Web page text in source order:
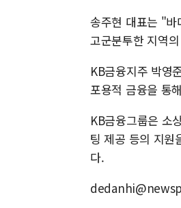
송주현 대표는 "바
고군분투한 지역
KB금융지주 박영
포용적 금융을 통
KB금융그룹은 소
팅 제공 등의 지원
다.